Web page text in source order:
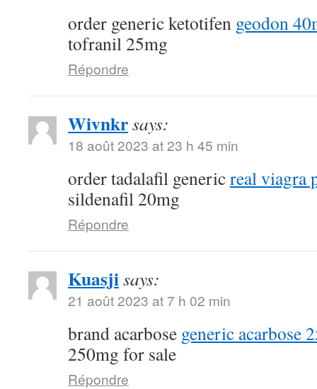
order generic ketotifen geodon
tofranil 25mg
Répondre
Wivnkrsays:
18 août 2023 at 23 h 45 min
order tadalafil genericreal viagra
sildenafil 20mg
Répondre
Kuasjisays:
21 août 2023 at 7 h 02 min
brand acarbose generic acarbose
250mg for sale
Répondre